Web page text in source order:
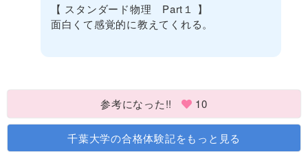
【 スタンダード物理 Part１ 】
面白くて感覚的に教えてくれる。
参考になった!! 10
千葉大学の合格体験記をもっと見る